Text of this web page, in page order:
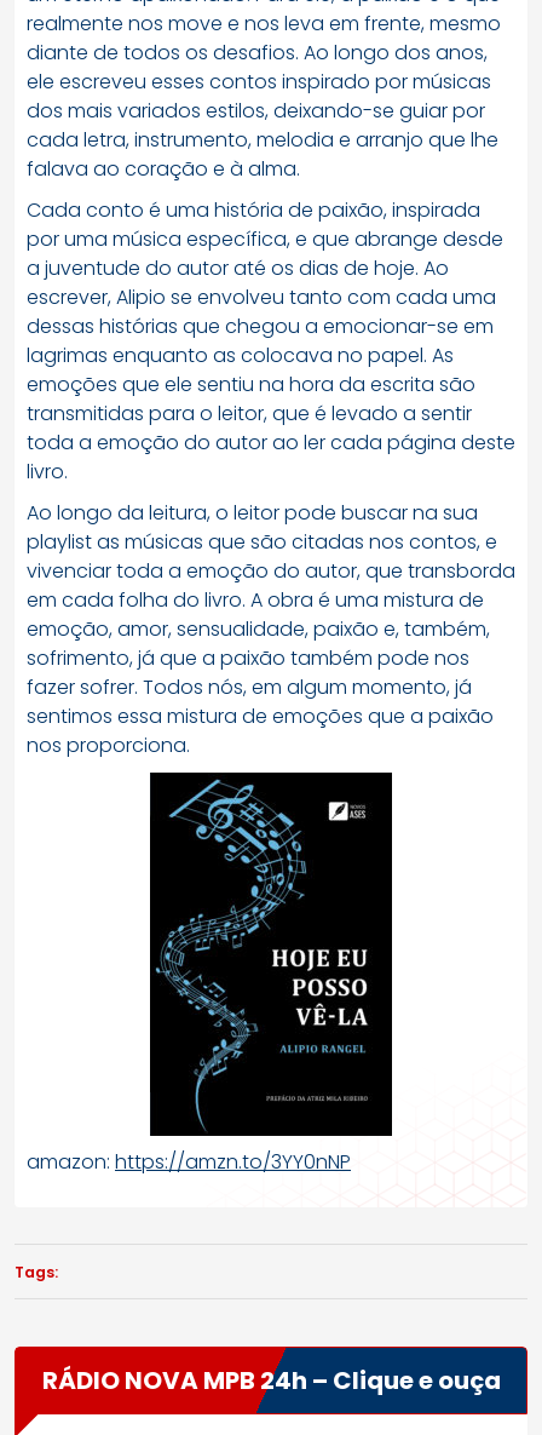
realmente nos move e nos leva em frente, mesmo
diante de todos os desafios. Ao longo dos anos,
ele escreveu esses contos inspirado por músicas
dos mais variados estilos, deixando-se guiar por
cada letra, instrumento, melodia e arranjo que lhe
falava ao coração e à alma.
Cada conto é uma história de paixão, inspirada
por uma música específica, e que abrange desde
a juventude do autor até os dias de hoje. Ao
escrever, Alipio se envolveu tanto com cada uma
dessas histórias que chegou a emocionar-se em
lagrimas enquanto as colocava no papel. As
emoções que ele sentiu na hora da escrita são
transmitidas para o leitor, que é levado a sentir
toda a emoção do autor ao ler cada página deste
livro.
Ao longo da leitura, o leitor pode buscar na sua
playlist as músicas que são citadas nos contos, e
vivenciar toda a emoção do autor, que transborda
em cada folha do livro. A obra é uma mistura de
emoção, amor, sensualidade, paixão e, também,
sofrimento, já que a paixão também pode nos
fazer sofrer. Todos nós, em algum momento, já
sentimos essa mistura de emoções que a paixão
nos proporciona.
amazon: https://amzn.to/3YY0nNP
Tags:
RÁDIO NOVA MPB 24h – Clique e ouça